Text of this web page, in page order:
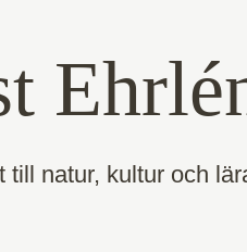
till natur, kultur och